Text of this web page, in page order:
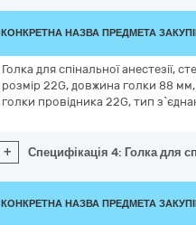
КОНКРЕТНА НАЗВА ПРЕДМЕТА
Голка для спінальної анестезії,
розмір 22G, довжина голки 88
голки провідника 22G, тип
+ Специфікація 4: Голка для
КОНКРЕТНА НАЗВА ПРЕДМЕТА